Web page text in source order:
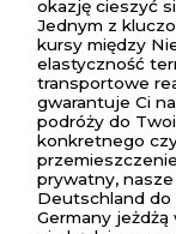
okazję cieszyć
Jednym z
kursy między
elastyczność
transportowe
gwarantuje Ci
podróży do
konkretnego
prywatny,
Deutschland do
Germany